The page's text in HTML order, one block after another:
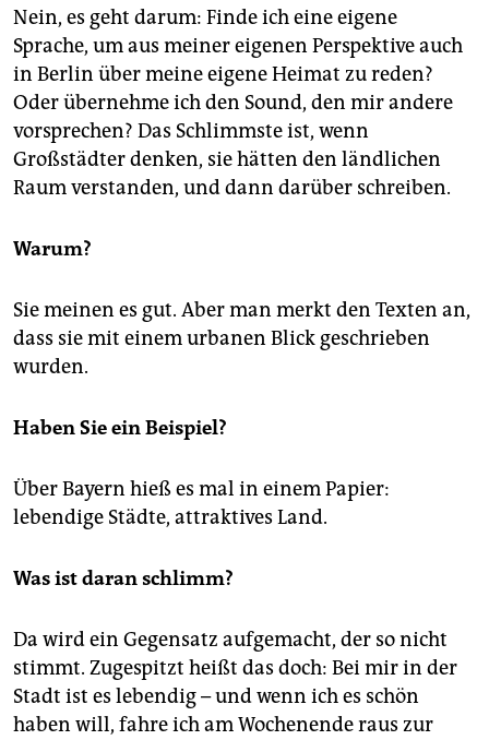
Nein, es geht darum: Finde ich eine eigene
Sprache, um aus meiner eigenen Perspektive auch
in Berlin über meine eigene Heimat zu reden?
Oder übernehme ich den Sound, den mir andere
vorsprechen? Das Schlimmste ist, wenn
Großstädter denken, sie hätten den ländlichen
Raum verstanden, und dann darüber schreiben.
Warum?
Sie meinen es gut. Aber man merkt den Texten an,
dass sie mit einem urbanen Blick geschrieben
wurden.
Haben Sie ein Beispiel?
Über Bayern hieß es mal in einem Papier:
lebendige Städte, attraktives Land.
Was ist daran schlimm?
Da wird ein Gegensatz aufgemacht, der so nicht
stimmt. Zugespitzt heißt das doch: Bei mir in der
Stadt ist es lebendig – und wenn ich es schön
haben will, fahre ich am Wochenende raus zur